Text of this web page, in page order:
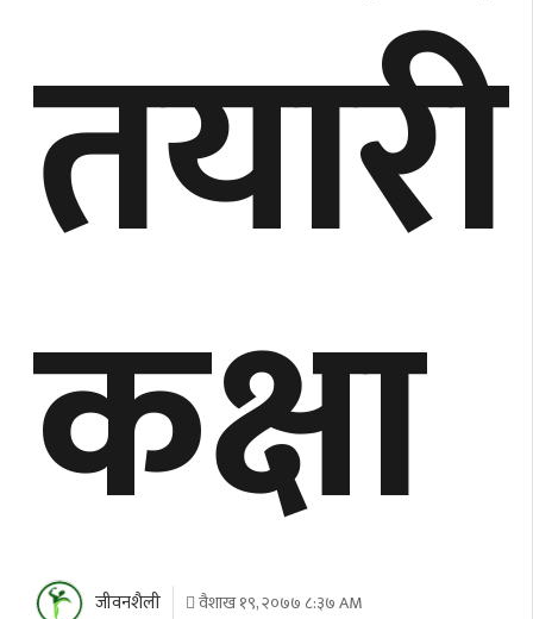
तयारी
कक्षा
जीवनशैली वैशाख १९, २०७७ ८:३७ AM